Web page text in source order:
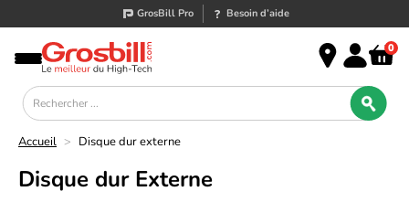
GrosBill Pro Besoin d’aide
0
Accueil > Disque dur externe
Disque dur Externe